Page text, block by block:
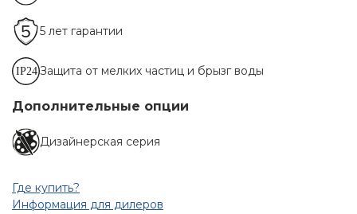
5 лет гарантии
Защита от мелких частиц и брызг воды
Дополнительные опции
Дизайнерская серия
Где купить?
Информация для дилеров